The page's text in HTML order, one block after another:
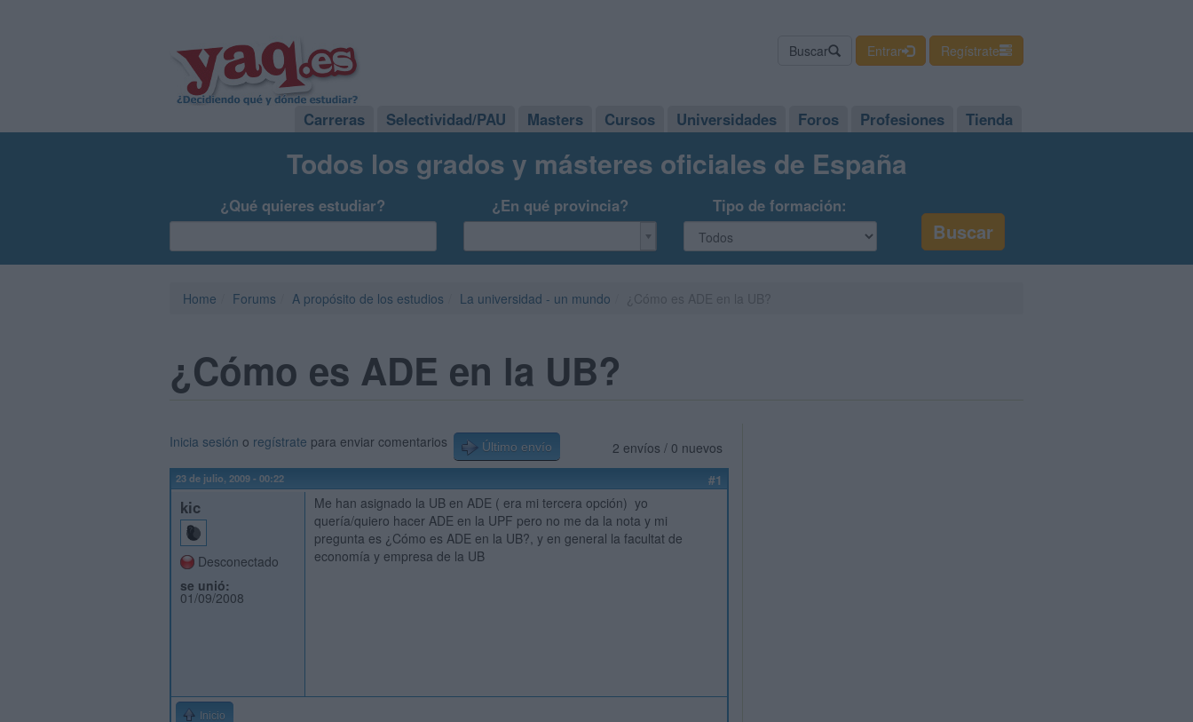
Buscar Entrar Regístrate
Carreras Selectividad/PAU Masters Cursos Universidades Foros Profesiones Tienda
Todos los grados y másteres oficiales de España
¿Qué quieres estudiar? ¿En qué provincia? Tipo de formación:
Home Forums A propósito de los estudios La universidad - un mundo
¿Cómo es ADE en la UB?
2 envíos / 0 nuevos
Inicia sesión o regístrate para enviar comentarios Último envío
23 de julio, 2009 - 00:22 #1
kic
Desconectado
se unió:
01/09/2008
Me han asignado la UB en ADE ( era mi tercera opción) yo
quería/quiero hacer ADE en la UPF pero no me da la nota y mi
pregunta es ¿Cómo es ADE en la UB?, y en general la facultat de
economía y empresa de la UB
Inicio